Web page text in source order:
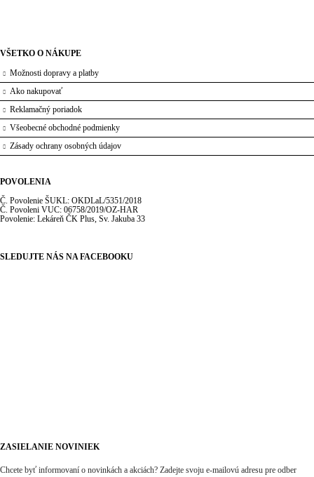
VŠETKO O NÁKUPE
Možnosti dopravy a platby
Ako nakupovať
Reklamačný poriadok
Všeobecné obchodné podmienky
Zásady ochrany osobných údajov
POVOLENIA
Č. Povolenie ŠUKL: OKDLaL/5351/2018
Č. Povoleni VUC: 06758/2019/OZ-HAR
Povolenie: Lekáreň ČK Plus, Sv. Jakuba 33
SLEDUJTE NÁS NA FACEBOOKU
ZASIELANIE NOVINIEK
Chcete byť informovaní o novinkách a akciách? Zadejte svoju e-mailovú adresu pre odber